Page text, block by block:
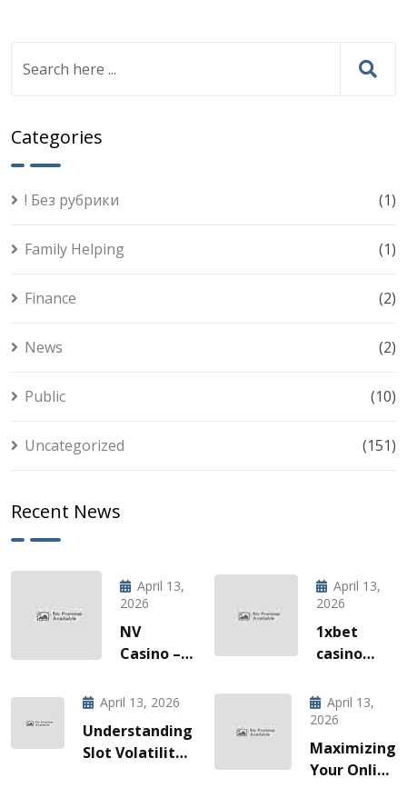
Categories
! Без рубрики (1)
Family Helping (1)
Finance (2)
News (2)
Public (10)
Uncategorized (151)
Recent News
April 13,
2026
NV
Casino –
Gaming
Vožnje
Slotova i
April 13,
2026
1xbet
casino
à une
odyssée
de gains
fulgurants
April 13, 2026
Understanding
Slot Volatility:
April 13,
2026
Maximizing
Your Online